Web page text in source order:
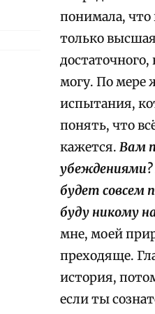
понимала, что
только
могу. По мере
испытания,
понять, что
кажется. Вам
будет совсем
буду никому
мне, моей
преходяще.
история,
если ты